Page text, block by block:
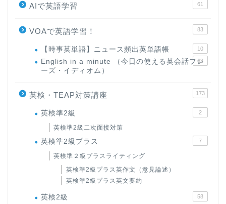
AIで英語学習 61
VOAで英語学習！ 83
【時事英単語】ニュース頻出英単語帳 10
English in a minute （今日の使える英会話フレ
ーズ・イディオム）
63
英検・TEAP対策講座 173
英検準2級 2
英検準2級二次面接対策
英検準2級プラス 7
英検準２級プラスライティング
英検準2級プラス英作文（意見論述）
英検準2級プラス英文要約
英検2級 58